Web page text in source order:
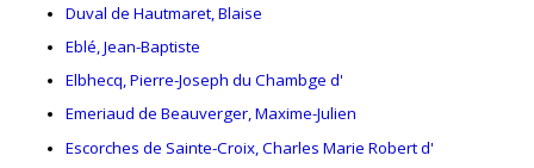
Duval de Hautmaret, Blaise
Eblé, Jean-Baptiste
Elbhecq, Pierre-Joseph du Chambge d'
Emeriaud de Beauverger, Maxime-Julien
Escorches de Sainte-Croix, Charles Marie Robert d'